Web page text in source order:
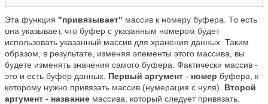
Эта функция "привязывает" массив к номеру буфера. То есть
она указывает, что буфер с указанным номером будет
использовать указанный массив для хранения данных. Таким
образом, в результате, изменяя элементы этого массива, вы
будете изменять значения самого буфера. Фактически массив -
это и есть буфер данных. Первый аргумент - номер буфера, к
которому нужно привязать массив (нумерация с нуля). Второй
аргумент - название массива, который следует привязать.